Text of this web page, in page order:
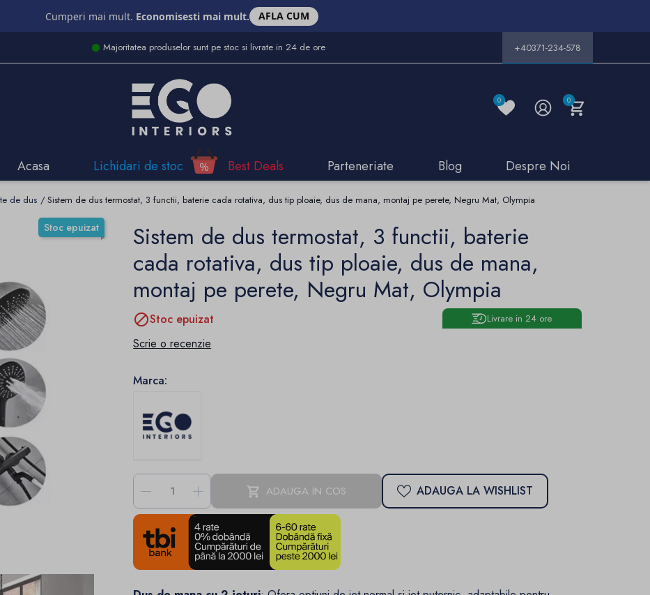
Cumperi mai mult. Economisesti mai mult. AFLA CUM
Majoritatea produselor sunt pe stoc si livrate in 24 de ore +40371-234-578
0 0
Acasa Lichidari de stoc Best Deals Parteneriate Blog Despre Noi
de dus Sistem de dus termostat, 3 functii, baterie cada rotativa, dus tip ploaie, dus de mana, montaj pe perete, Negru Mat, Olympia
Stoc epuizat
Sistem de dus termostat, 3 functii, baterie
cada rotativa, dus tip ploaie, dus de mana,
montaj pe perete, Negru Mat, Olympia
Livrare in 24 ore
Stoc epuizat
Scrie o recenzie
Marca:
- + ADAUGA IN COS ADAUGA LA WISHLIST